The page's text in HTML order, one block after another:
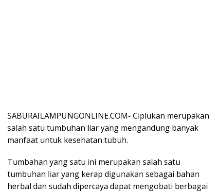
SABURAILAMPUNGONLINE.COM- Ciplukan merupakan
salah satu tumbuhan liar yang mengandung banyak
manfaat untuk kesehatan tubuh.
Tumbahan yang satu ini merupakan salah satu
tumbuhan liar yang kerap digunakan sebagai bahan
herbal dan sudah dipercaya dapat mengobati berbagai